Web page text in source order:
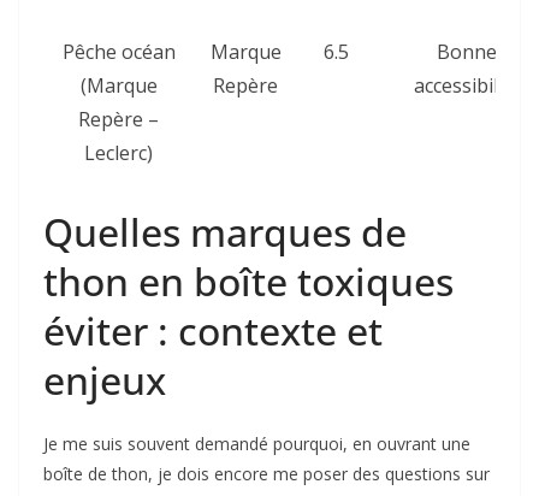
Pêche océan
(Marque
Repère –
Leclerc)
Marque
Repère
6.5
Bonne
accessibilité
Quelles marques de
thon en boîte toxiques
éviter : contexte et
enjeux
Je me suis souvent demandé pourquoi, en ouvrant une
boîte de thon, je dois encore me poser des questions sur